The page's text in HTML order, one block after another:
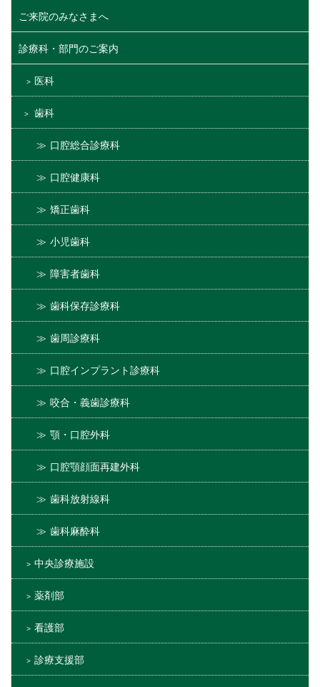
ご来院のみなさまへ
診療科・部門のご案内
医科
歯科
口腔総合診療科
口腔健康科
矯正歯科
小児歯科
障害者歯科
歯科保存診療科
歯周診療科
口腔インプラント診療科
咬合・義歯診療科
顎・口腔外科
口腔顎顔面再建外科
歯科放射線科
歯科麻酔科
中央診療施設
薬剤部
看護部
診療支援部